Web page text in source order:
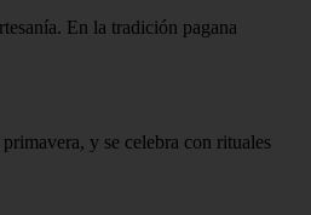
En la tradición pagana
y se celebra con rituales